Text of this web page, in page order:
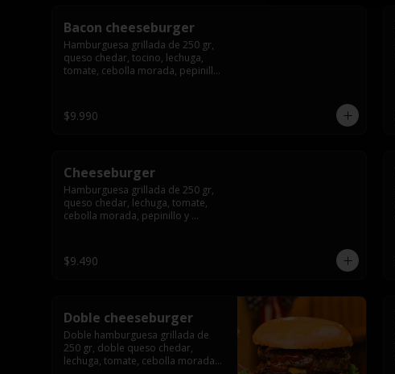
Bacon cheeseburger
Hamburguesa grillada de 250 gr,
queso chedar, tocino, lechuga,
tomate, cebolla morada, pepinillo
$9.990
Cheeseburger
Hamburguesa grillada de 250 gr,
queso chedar, lechuga, tomate,
cebolla morada, pepinillo y
$9.490
Doble cheeseburger
Doble hamburguesa grillada de
250 gr, doble queso chedar,
lechuga, tomate, cebolla morada,